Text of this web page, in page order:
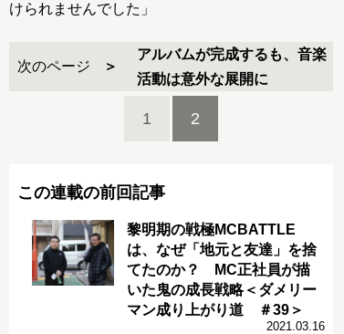
けられませんでした」
次のページ
アルバムが完成するも、音楽
活動は意外な展開に
1 2
この連載の前回記事
黎明期の戦極MCBATTLE
は、なぜ「地元と友達」を捨
てたのか？ MC正社員が描
いた鬼の成長戦略＜ダメリー
マン成り上がり道 ＃39＞
2021.03.16